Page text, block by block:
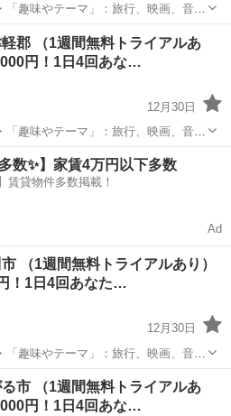
「趣味やテーマ」：旅行、映画、音
っと楽しめる情報をお届けします。
目覚めの1通で1日を元気にスター
BTS
ライアルあ
円！1日4回あな…
12月30日
「趣味やテーマ」：旅行、映画、音
っと楽しめる情報をお届けします。
目覚めの1通で1日を元気にスター
BTS
数✨】家賃4万円以下多数
賃貸物件多数掲載！
Ad
あり）
！1日4回あなた…
12月30日
「趣味やテーマ」：旅行、映画、音
っと楽しめる情報をお届けします。
目覚めの1通で1日を元気にスター
ライアルあ
円！1日4回あな…